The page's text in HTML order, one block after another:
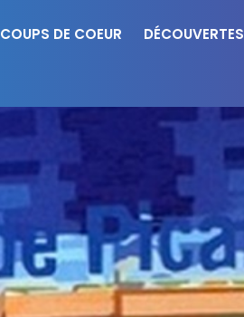
COUPS DE COEUR DÉCOUVERTES